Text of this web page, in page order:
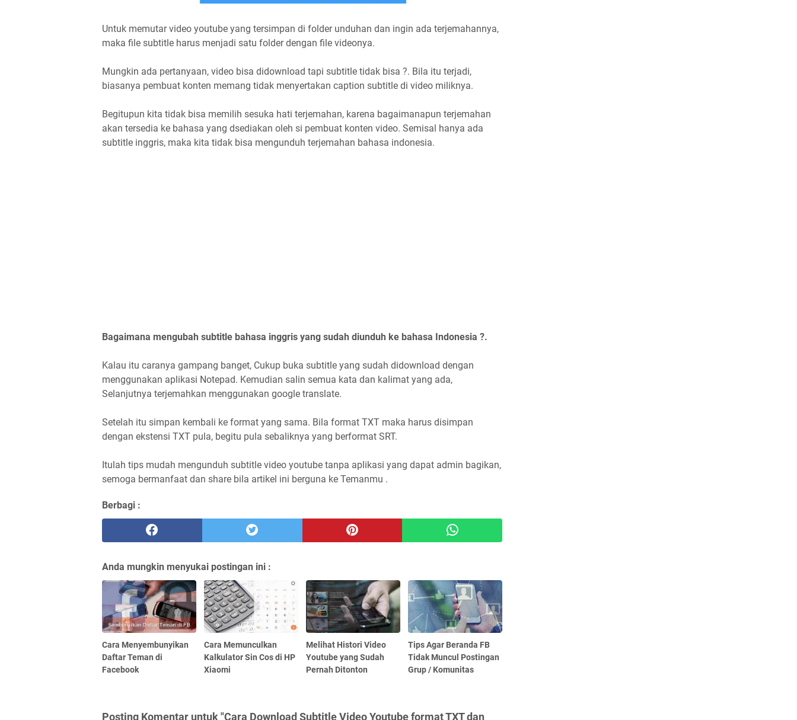
Untuk memutar video youtube yang tersimpan di folder unduhan dan ingin ada terjemahannya,
maka file subtitle harus menjadi satu folder dengan file videonya.
Mungkin ada pertanyaan, video bisa didownload tapi subtitle tidak bisa ?. Bila itu terjadi,
biasanya pembuat konten memang tidak menyertakan caption subtitle di video miliknya.
Begitupun kita tidak bisa memilih sesuka hati terjemahan, karena bagaimanapun terjemahan
akan tersedia ke bahasa yang dsediakan oleh si pembuat konten video. Semisal hanya ada
subtitle inggris, maka kita tidak bisa mengunduh terjemahan bahasa indonesia.
Bagaimana mengubah subtitle bahasa inggris yang sudah diunduh ke bahasa Indonesia ?.
Kalau itu caranya gampang banget, Cukup buka subtitle yang sudah didownload dengan
menggunakan aplikasi Notepad. Kemudian salin semua kata dan kalimat yang ada,
Selanjutnya terjemahkan menggunakan google translate.
Setelah itu simpan kembali ke format yang sama. Bila format TXT maka harus disimpan
dengan ekstensi TXT pula, begitu pula sebaliknya yang berformat SRT.
Itulah tips mudah mengunduh subtitle video youtube tanpa aplikasi yang dapat admin bagikan,
semoga bermanfaat dan share bila artikel ini berguna ke Temanmu .
Berbagi :
Anda mungkin menyukai postingan ini :
Cara Menyembunyikan
Daftar Teman di
Facebook
Cara Memunculkan
Kalkulator Sin Cos di HP
Xiaomi
Melihat Histori Video
Youtube yang Sudah
Pernah Ditonton
Tips Agar Beranda FB
Tidak Muncul Postingan
Grup / Komunitas
Posting Komentar untuk "Cara Download Subtitle Video Youtube format TXT dan